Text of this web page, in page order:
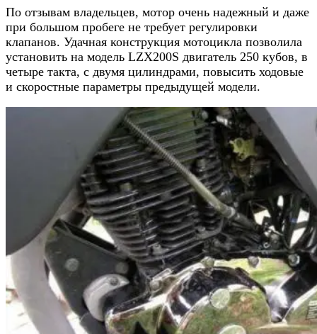
По отзывам владельцев, мотор очень надежный и даже
при большом пробеге не требует регулировки
клапанов. Удачная конструкция мотоцикла позволила
установить на модель LZX200S двигатель 250 кубов, в
четыре такта, с двумя цилиндрами, повысить ходовые
и скоростные параметры предыдущей модели.